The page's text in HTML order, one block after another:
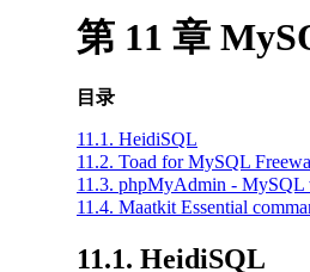
第 11 章
目录
11.1. HeidiSQL
11.2. Toad for MySQL
11.3. phpMyAdmin - MySQL
11.4. Maatkit Essential
11.1. HeidiSQL